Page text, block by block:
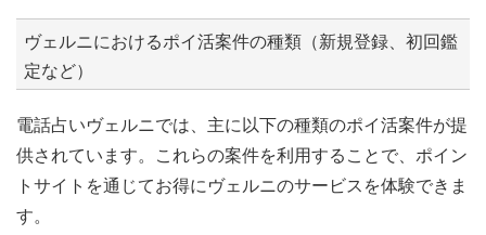
ヴェルニにおけるポイ活案件の種類（新規登録、初回鑑
定など）
電話占いヴェルニでは、主に以下の種類のポイ活案件が提
供されています。これらの案件を利用することで、ポイン
トサイトを通じてお得にヴェルニのサービスを体験できま
す。